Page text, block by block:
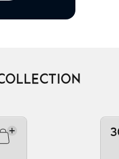
au panier